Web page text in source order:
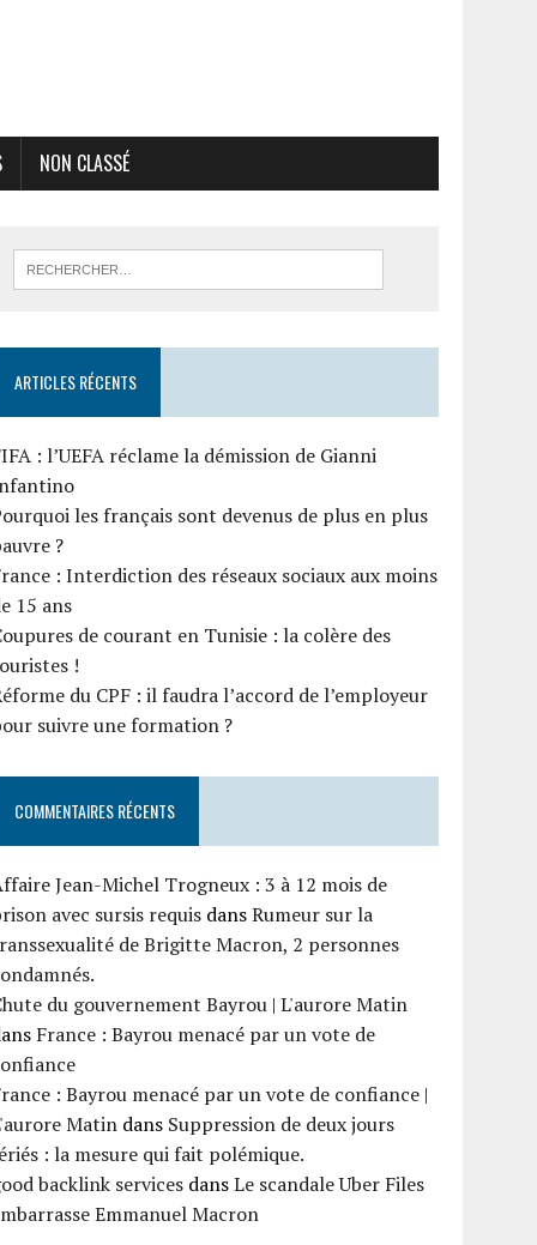
NON CLASSÉ
ARTICLES RÉCENTS
: l’UEFA réclame la démission de Gianni
les français sont devenus de plus en plus
?
: Interdiction des réseaux sociaux aux moins
15 ans
de courant en Tunisie : la colère des
!
du CPF : il faudra l’accord de l’employeur
suivre une formation ?
COMMENTAIRES RÉCENTS
Jean-Michel Trogneux : 3 à 12 mois de
avec sursis requis dansRumeur sur la
de Brigitte Macron, 2 personnes
du gouvernement Bayrou | L'aurore Matin
France : Bayrou menacé par un vote de
: Bayrou menacé par un vote de confiance |
Matin dans Suppression de deux jours
: la mesure qui fait polémique.
backlink services dansLe scandale Uber Files
Emmanuel Macron